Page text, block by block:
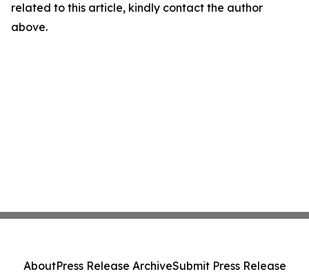
related to this article, kindly contact the author
above.
AboutPress Release ArchiveSubmit Press Release